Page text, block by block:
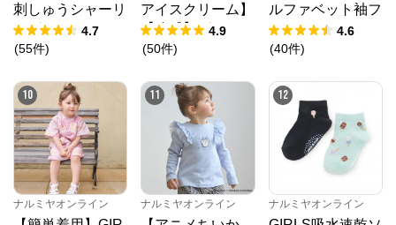
刺しゅうシャーリ
ングチュニック
4.7
(55件)
アイスクリーム】
【冷感】グラフィ
ック半袖Tシャツ
4.9
(50件)
ルファベット袖フ
リルTシャツ
4.6
(40件)
10
ナルミヤオンライン
11
ナルミヤオンライン
12
ナルミヤオンライン
ナルミヤオンライン からのコメント
ナルミヤオンライン公式通販ショップ。人気子供服メ
ゾピアノ、プティマイン、ラブトキシック、アナスイ